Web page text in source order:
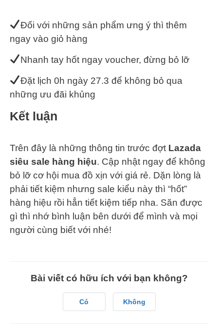
Đối với những sản phẩm ưng ý thì thêm
ngay vào giỏ hàng
Nhanh tay hốt ngay voucher, đừng bỏ lỡ
Đặt lịch 0h ngày 27.3 để không bỏ qua
những ưu đãi khủng
Kết luận
Trên đây là những thông tin trước đợt Lazada
siêu sale hàng hiệu. Cập nhật ngay để không
bỏ lỡ cơ hội mua đồ xịn với giá rẻ. Dặn lòng là
phải tiết kiệm nhưng sale kiểu này thì “hốt”
hàng hiệu rồi hẳn tiết kiệm tiếp nha. Săn được
gì thì nhớ bình luận bên dưới để mình và mọi
người cùng biết với nhé!
Bài viết có hữu ích với bạn không?
Có Không